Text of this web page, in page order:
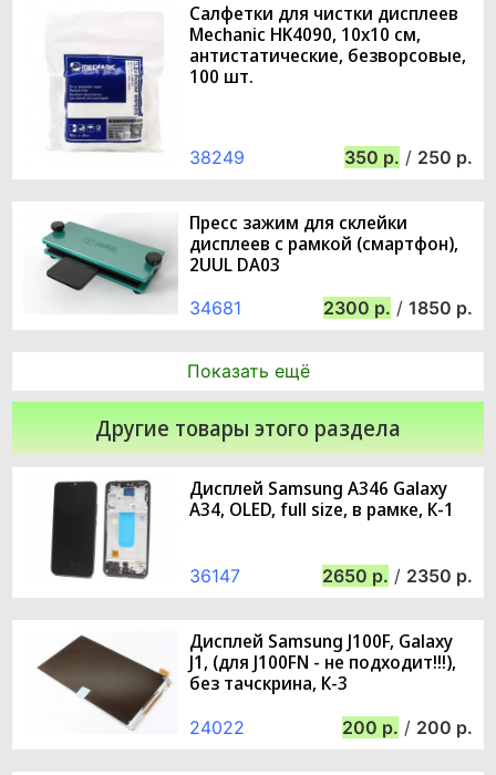
Салфетки для чистки дисплеев
Mechanic HK4090, 10x10 см,
антистатические, безворсовые,
100 шт.
38249 350 / 250
Пресс зажим для склейки
дисплеев с рамкой (смартфон),
2UUL DA03
34681 2300 / 1850
Показать ещё
Другие товары этого раздела
Дисплей Samsung A346 Galaxy
A34, OLED, full size, в рамке, К-1
36147 2650 / 2350
Дисплей Samsung J100F, Galaxy
J1, (для J100FN - не подходит!!!),
без тачскрина, К-3
24022 200 / 200